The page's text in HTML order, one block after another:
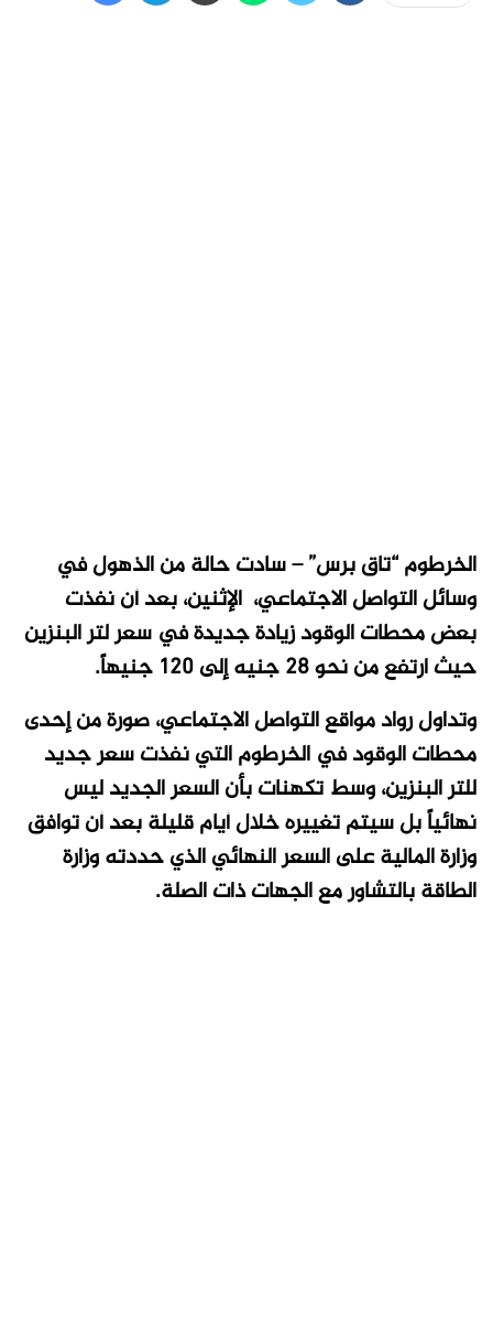
الخرطوم “تاق برس” – سادت حالة من الذهول في
وسائل التواصل الاجتماعي، الإثنين، بعد أن نفذت
بعض محطات الوقود زيادة جديدة في سعر لتر البنزين
حيث ارتفع من نحو 28 جنيه إلى 120 جنيهاً.
وتداول رواد مواقع التواصل الاجتماعي، صورة من إحدى
محطات الوقود في الخرطوم التي نفذت سعر جديد
للتر البنزين، وسط تكهنات بأن السعر الجديد ليس
نهائياً بل سيتم تغييره خلال أيام قليلة بعد أن توافق
وزارة المالية على السعر النهائي الذي حددته وزارة
الطاقة بالتشاور مع الجهات ذات الصلة.